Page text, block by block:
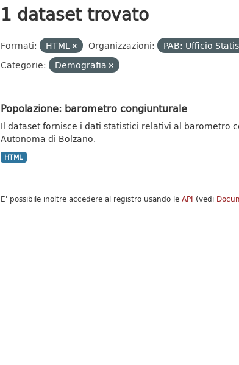
1 dataset trovato
Formati: HTML Organizzazioni:
PAB: Ufficio
Categorie:
Demografia
Popolazione: barometro congiunturale
Il dataset fornisce i dati statistici relativi al barometro
Autonoma di Bolzano.
HTML
E' possibile inoltre accedere al registro usando le API (vedi